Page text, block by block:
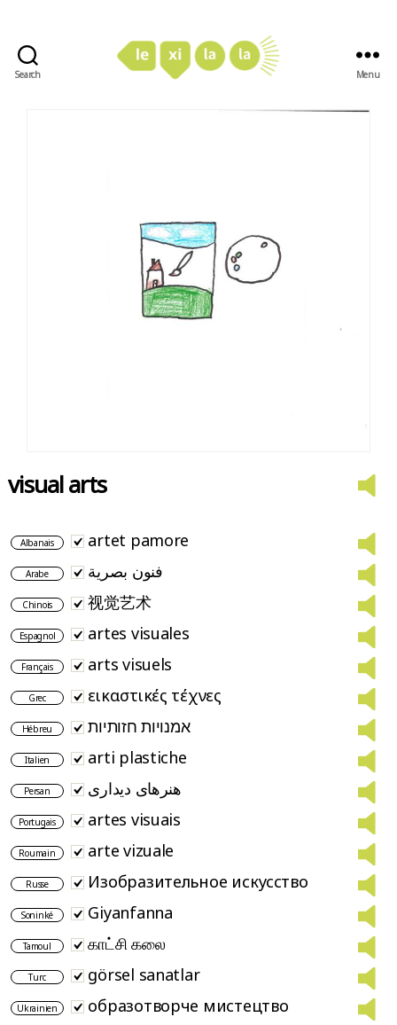
Search Menu
visual arts
Albanais artet pamore
Arabe فنون بصرية
Chinois 视觉艺术
Espagnol artes visuales
Français arts visuels
Grec εικαστικές τέχνες
Hébreu אמנויות חזותיות
Italien arti plastiche
Persan هنرهای دیداری
Portugais artes visuais
Roumain arte vizuale
Russe Изобразительное искусство
Soninké Giyanfanna
Tamoul காட்சி கலை
Turc görsel sanatlar
Ukrainien образотворче мистецтво